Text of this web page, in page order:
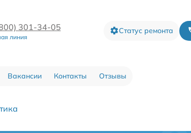
301-34-05
линия
Статус ремонта
Вакансии Контакты Отзывы